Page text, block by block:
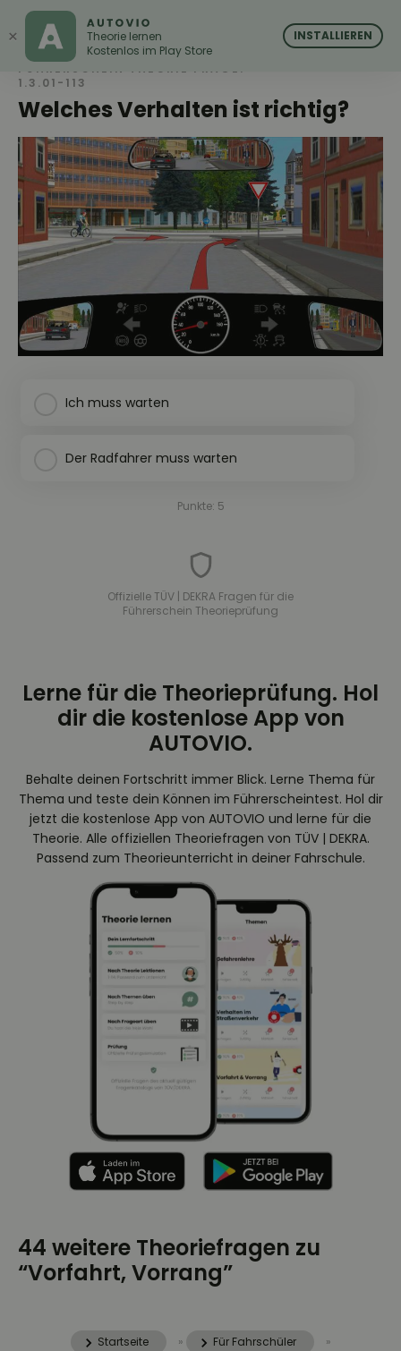
AUTOVIO
Welches Verhalten ist richtig?
FÜHRERSCHEIN THEORIE FRAGE:
1.3.01-113
Ich muss warten
Der Radfahrer muss warten
Punkte: 5
Offizielle TÜV | DEKRA Fragen für die
Führerschein Theorieprüfung
Lerne für die Theorieprüfung. Hol
dir die kostenlose App von
AUTOVIO.
Behalte deinen Fortschritt immer Blick. Lerne Thema für
Thema und teste dein Können im Führerscheintest. Hol dir
jetzt die kostenlose App von AUTOVIO und lerne für die
Theorie. Alle offiziellen Theoriefragen von TÜV | DEKRA.
Passend zum Theorieunterricht in deiner Fahrschule.
44 weitere Theoriefragen zu
“Vorfahrt, Vorrang”
Startseite » Für Fahrschüler »
× AUTOVIO
Theorie lernen
Kostenlos im Play Store
INSTALLIEREN